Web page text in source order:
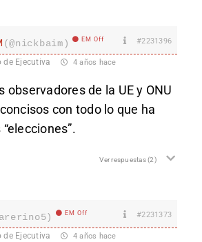
(@nickbaim) EM Off #2231396
de Ejecutiva 4 años hace
observadores de la UE y ONU
con todo lo que ha
Ver respuestas(2)
EM Off #2231373
de Ejecutiva 4 años hace